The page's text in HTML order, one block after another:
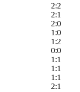
2:2
2:1
2:0
1:0
1:2
0:0
1:1
1:1
1:1
2:1